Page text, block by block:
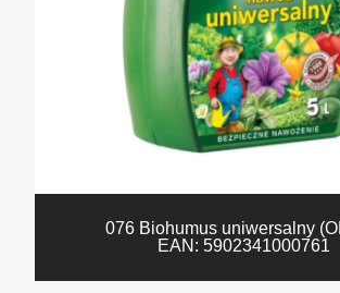
076 Biohumus uniwersalny
EAN: 5902341000761